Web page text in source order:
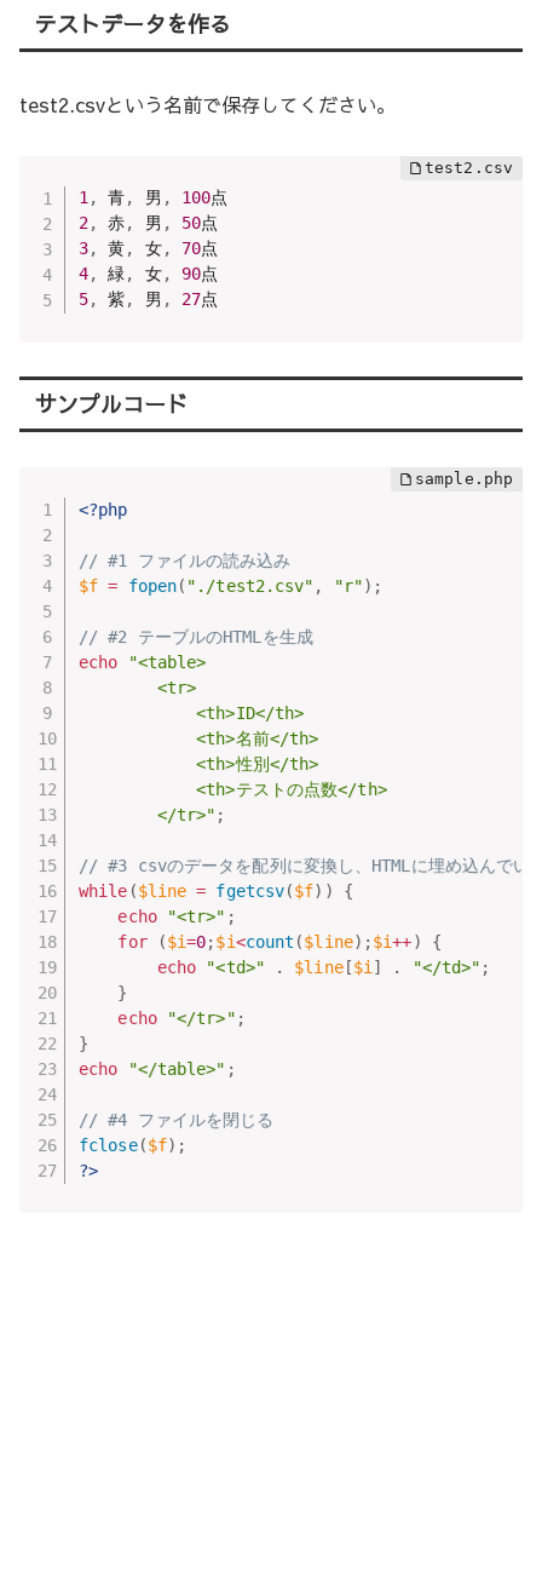
テストデータを作る
test2.csvという名前で保存してください。
1, 青, 男 , 100
2, 赤, 男 , 50
3, 黄, 女, 70
4, 緑, 女, 90
5, 紫, 男 , 27点
サンプルコード
<?php
// #1 ファイルの読み込み
$f = fopen( "./test2.csv" , "r") ;
// #2 テーブルのHTMLを生成
echo
"<table>
        <tr>
            <th>ID</th>
            <th>名前</th>
            <th>性別</th>
            <th>テストの点数</th>
        </tr>"
;
// #3 csvのデータを配列に変換し、HTMLに埋め込んでい
while ($line = fgetcsv($f) )
{
echo
"<tr>" ;
for
($i=0;$i<count ($line) ;$i++)
{
echo
"<td>" . $line[$i ] . "</td>" ;
}
echo
"</tr>" ;
}
echo
"</table>" ;
// #4 ファイルを閉じる
fclose($f) ;
?>